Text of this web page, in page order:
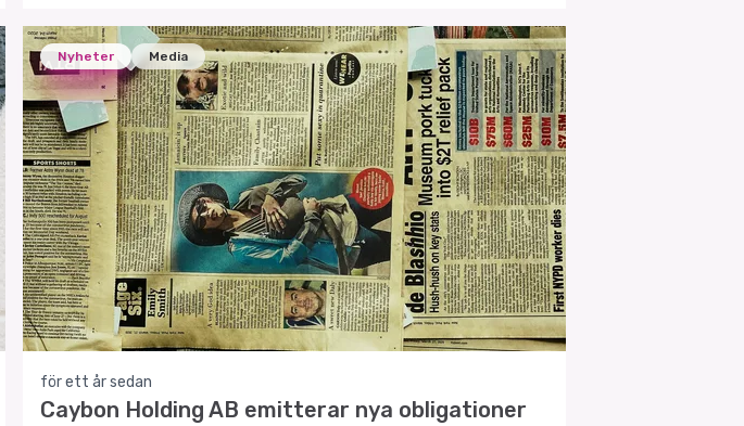
Nyheter Media
för ett år sedan
Caybon Holding AB emitterar nya obligationer